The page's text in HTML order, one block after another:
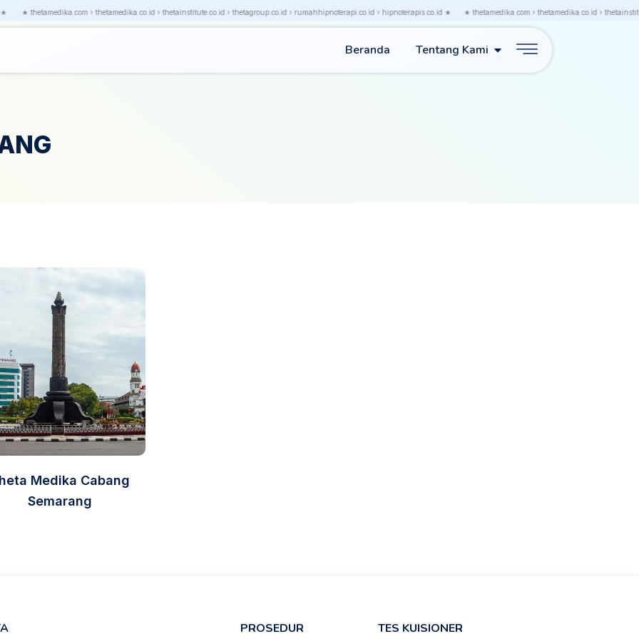
★ thetamedika.com › thetamedika.co.id › thetainstitute.co.id › thetagroup.co.id › rumahhipnoterapi.co.id › hipnoterapis.co.id ★ ★ thetamedika.com › thetamedika.co.id ›
Beranda Tentang Kami Open Tentang Kami
Medika Cabang
Semarang
PROSEDUR TES KUISIONER